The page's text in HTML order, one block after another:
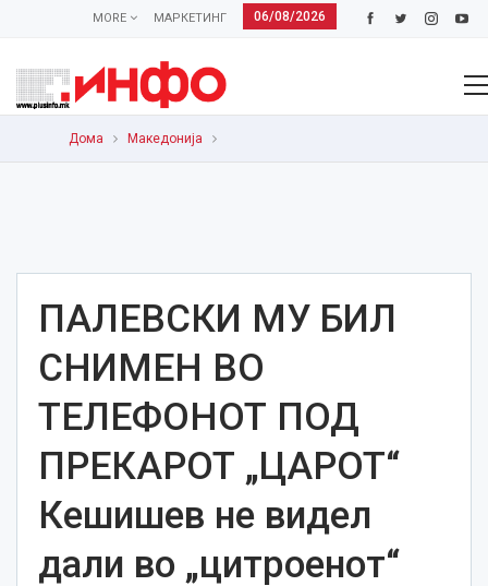
06/08/2026
МАРКЕТИНГ
MORE
Дома Македонија
ПАЛЕВСКИ МУ БИЛ
СНИМЕН ВО
ТЕЛЕФОНОТ ПОД
ПРЕКАРОТ „ЦАРОТ“
Кешишев не видел
дали во „цитроенот“